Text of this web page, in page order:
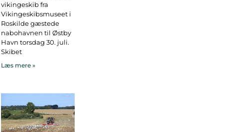
vikingeskib fra
Vikingeskibsmuseet i
Roskilde gæstede
nabohavnen til Østby
Havn torsdag 30. juli.
Skibet
Læs mere »